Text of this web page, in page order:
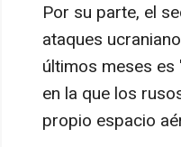
Por su parte, el
ataques
últimos meses es
en la que los
propio espacio